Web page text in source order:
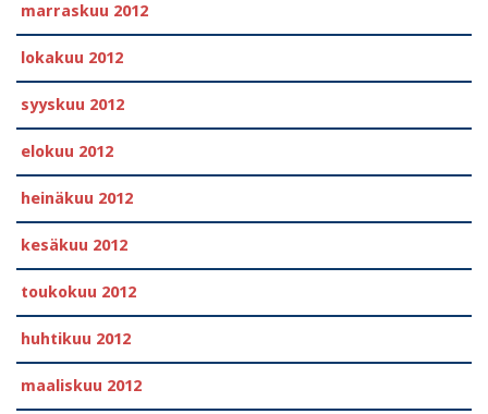
marraskuu 2012
lokakuu 2012
syyskuu 2012
elokuu 2012
heinäkuu 2012
kesäkuu 2012
toukokuu 2012
huhtikuu 2012
maaliskuu 2012